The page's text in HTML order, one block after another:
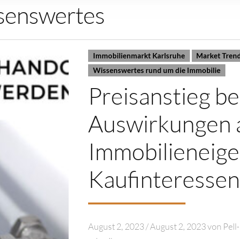
Immobilienmarkt Karlsruhe
Market
Wissenswertes rund um die Immobilie
Preisanstieg
Auswirkungen
August 2, 2023/August 2, 2023von